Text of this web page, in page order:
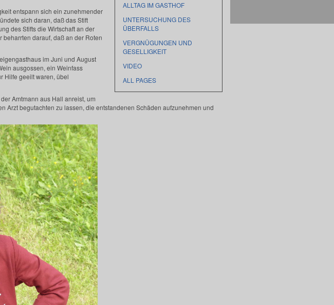
ALLTAG IM GASTHOF
UNTERSUCHUNG DES
ÜBERFALLS
VERGNÜGUNGEN UND
GESELLIGKEIT
VIDEO
ALL PAGES
entspann sich ein zunehmender
sich daran, daß das Stift
des Stifts die Wirtschaft an der
darauf, daß an der Roten
im Juni und August
ausgossen, ein Weinfass
Hilfe geeilt waren, übel
Amtmann aus Hall anreist, um
Arzt begutachten zu lassen, die entstandenen Schäden aufzunehmen und